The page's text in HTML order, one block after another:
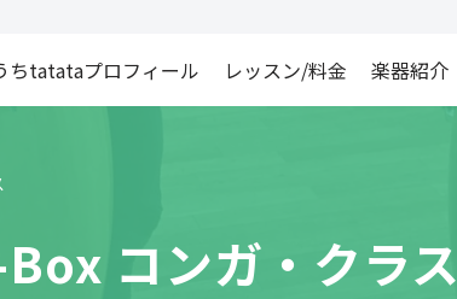
ちtatataプロフィール レッスン/料金 楽器紹介
コンガ・クラス